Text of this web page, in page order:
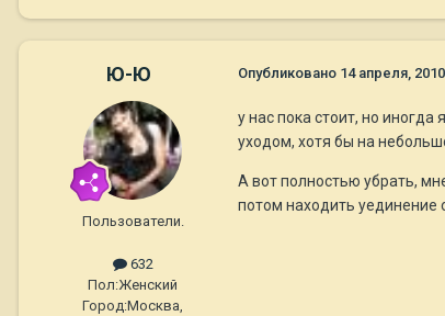
Ю-Ю
Пользователи.
632
Пол:Женский
Город:Москва,
Опубликовано 14 апреля, 2010
у нас пока стоит, но
уходом, хотя бы на
А вот полностью убрать,
потом находить уединение